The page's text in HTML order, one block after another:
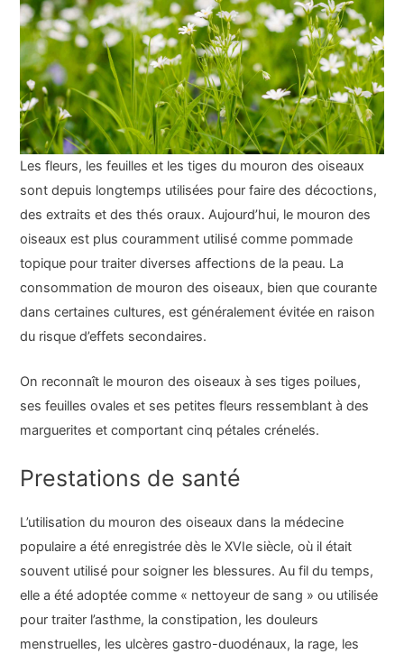
Les fleurs, les feuilles et les tiges du mouron des oiseaux
sont depuis longtemps utilisées pour faire des décoctions,
des extraits et des thés oraux. Aujourd’hui, le mouron des
oiseaux est plus couramment utilisé comme pommade
topique pour traiter diverses affections de la peau. La
consommation de mouron des oiseaux, bien que courante
dans certaines cultures, est généralement évitée en raison
du risque d’effets secondaires.
On reconnaît le mouron des oiseaux à ses tiges poilues,
ses feuilles ovales et ses petites fleurs ressemblant à des
marguerites et comportant cinq pétales crénelés.
Prestations de santé
L’utilisation du mouron des oiseaux dans la médecine
populaire a été enregistrée dès le XVIe siècle, où il était
souvent utilisé pour soigner les blessures. Au fil du temps,
elle a été adoptée comme « nettoyeur de sang » ou utilisée
pour traiter l’asthme, la constipation, les douleurs
menstruelles, les ulcères gastro-duodénaux, la rage, les